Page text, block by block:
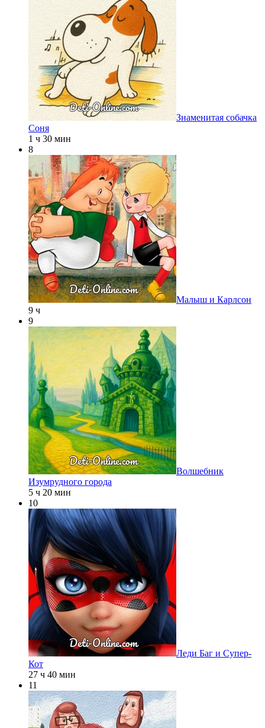
Знаменитая собачка
Соня
1 ч 30 мин
8
Малыш и Карлсон
9 ч
9
Волшебник
Изумрудного города
5 ч 20 мин
10
Леди Баг и Супер-
Кот
27 ч 40 мин
11